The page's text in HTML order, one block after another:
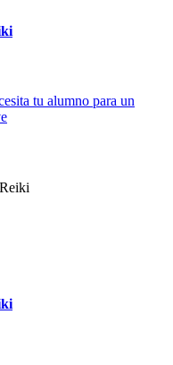
tu alumno para un